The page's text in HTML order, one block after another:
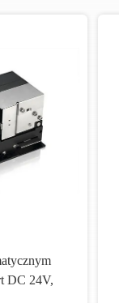
DC 24V,